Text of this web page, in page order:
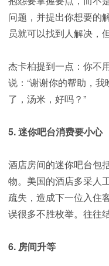
问题，并提出你想要的
员就可以找到人解决，
杰卡柏提到一点：你不
说：“谢谢你的帮助，
了，汤米，好吗？”
5. 迷你吧台消费要小心
酒店房间的迷你吧台包
物。美国的酒店多采人
疏失，造成下一位入住
误很多不胜枚举。往往
6. 房间升等